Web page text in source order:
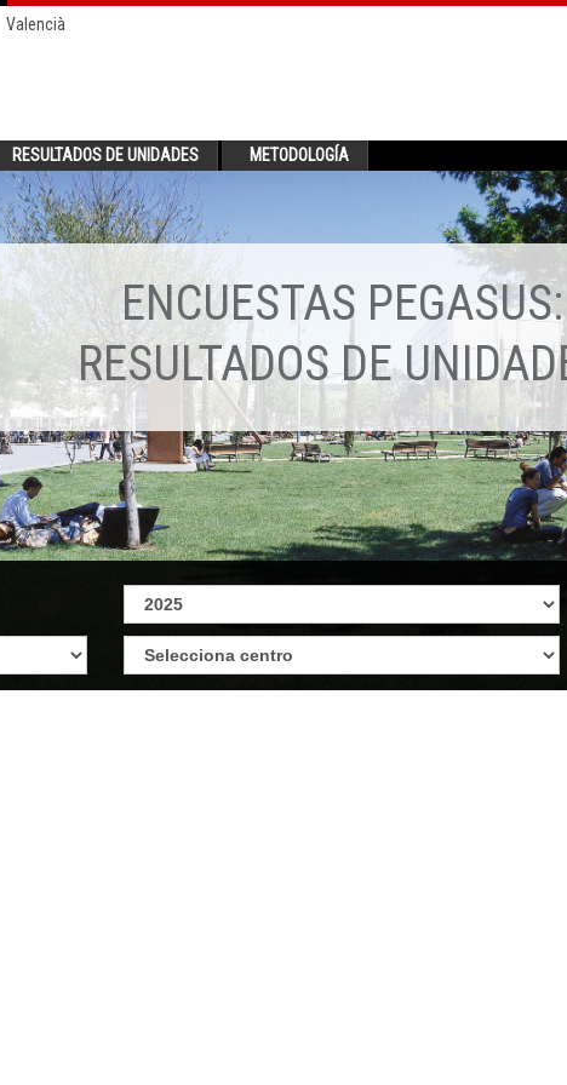
Valencià
RESULTADOS DE UNIDADES METODOLOGÍA
ENCUESTAS PEGASUS:
RESULTADOS DE